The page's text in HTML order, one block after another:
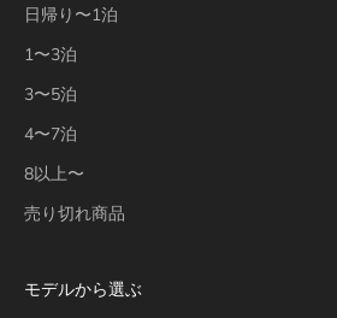
日帰り〜1泊
1〜3泊
3〜5泊
4〜7泊
8以上〜
売り切れ商品
モデルから選ぶ